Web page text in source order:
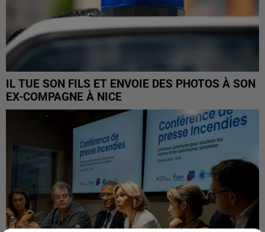
IL TUE SON FILS ET ENVOIE DES PHOTOS À SON
EX-COMPAGNE À NICE